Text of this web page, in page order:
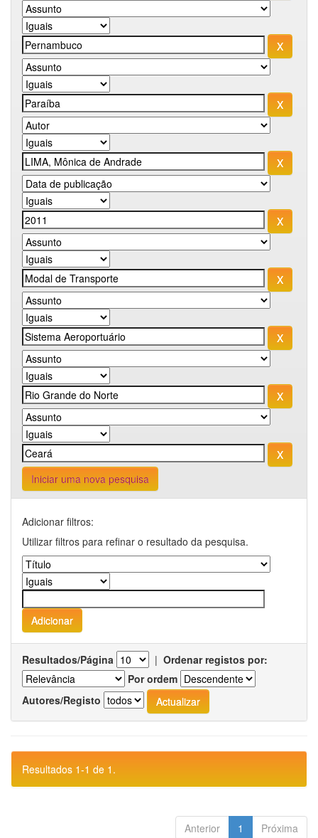
Iniciar uma nova pesquisa
Adicionar filtros:
Utilizar filtros para refinar o resultado da pesquisa.
Resultados/Página | Ordenar registos por:
Por ordem
Autores/Registo
Resultados 1-1 de 1.
Anterior 1 Próxima